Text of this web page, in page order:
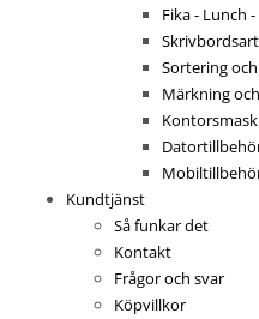
Fika - Lunch
Sortering
Märkning
Kundtjänst
Så funkar det
Kontakt
Frågor och svar
Köpvillkor